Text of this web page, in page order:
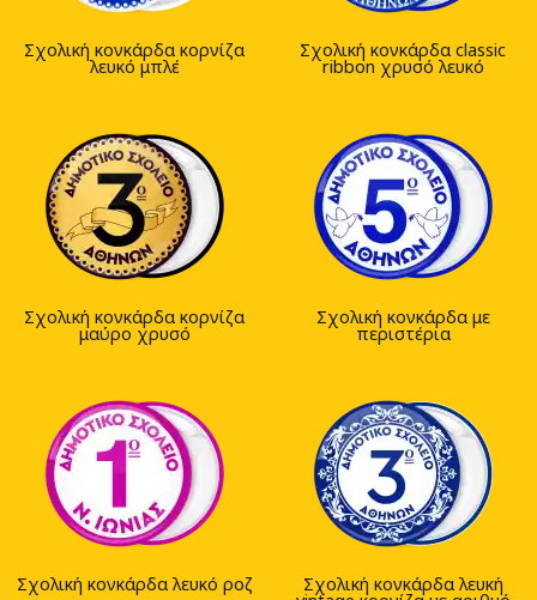
Σχολική κονκάρδα κορνίζα
λευκό μπλέ
Σχολική κονκάρδα classic
ribbon χρυσό λευκό
Σχολική κονκάρδα κορνίζα
μαύρο χρυσό
Σχολική κονκάρδα με
περιστέρια
Σχολική κονκάρδα λευκό ροζ Σχολική κονκάρδα λευκή